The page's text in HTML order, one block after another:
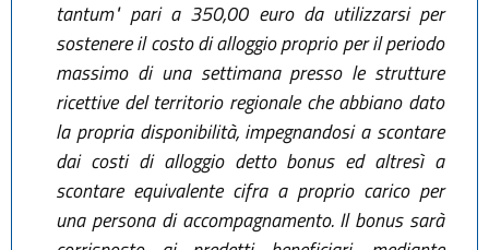
tantum" pari a 350,00 euro da utilizzarsi per
sostenere il costo di alloggio proprio per il periodo
massimo di una settimana presso le strutture
ricettive del territorio regionale che abbiano dato
la propria disponibilità, impegnandosi a scontare
dai costi di alloggio detto bonus ed altresì a
scontare equivalente cifra a proprio carico per
una persona di accompagnamento. Il bonus sarà